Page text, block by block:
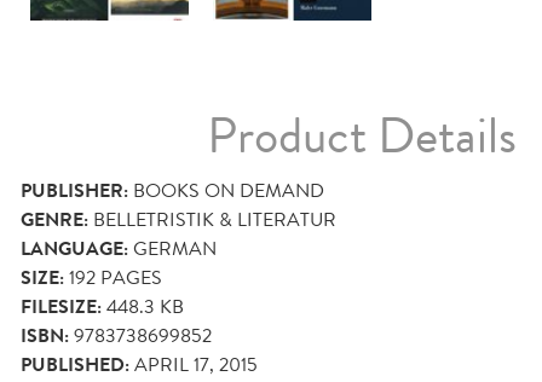
Product Details
PUBLISHER: BOOKS ON DEMAND
GENRE: BELLETRISTIK & LITERATUR
LANGUAGE:GERMAN
SIZE:192 PAGES
FILESIZE:448.3 KB
ISBN:9783738699852
PUBLISHED:APRIL 17, 2015